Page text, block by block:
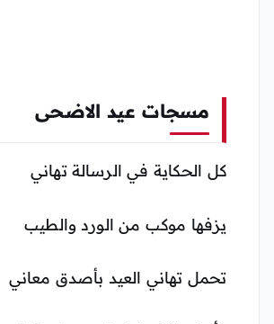
مسجات عيد الاضحى
كل الحكاية في الرسالة تهاني
يزفها موكب من الورد والطيب
تحمل تهاني العيد بأصدق معاني